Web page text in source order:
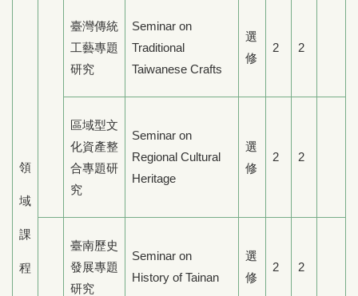
領
域
課
程
臺灣傳統
工藝專題
研究
Seminar on
Traditional
Taiwanese Crafts
選
修
2 2
區域型文
化資產整
合專題研
究
Seminar on
Regional Cultural
Heritage
選
修
2 2
臺南歷史
發展專題
研究
Seminar on
History of Tainan
選
修
2 2